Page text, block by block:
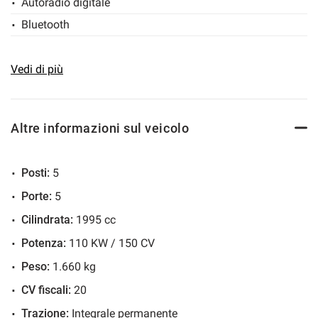
Bluetooth
Cerchi in lega
Climatizzatore automatico, 2 zone
Controllo trazione
Cruise Control
ESP
Filtro antiparticolato
Frenata d'emergenza assistita
Immobilizzatore elettronico
Sedile posteriore sdoppiato
Vedi di più
Altre informazioni sul veicolo
Posti: 5
Porte: 5
Cilindrata: 1995 cc
Potenza: 110 KW / 150 CV
Peso: 1.660 kg
CV fiscali: 20
Trazione: Integrale permanente